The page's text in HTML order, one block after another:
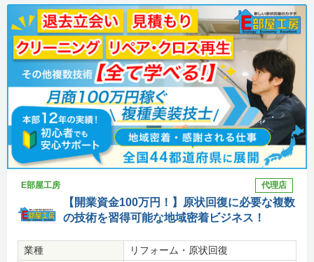
E部屋工房 代理店
【開業資金100万円！】原状回復に必要な複数
の技術を習得可能な地域密着ビジネス！
業種
リフォーム・原状回復